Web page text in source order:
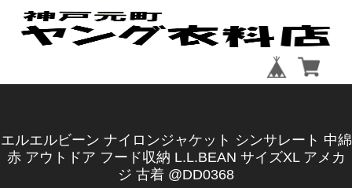
エルエルビーン ナイロンジャケット シンサレート 中綿
赤 アウトドア フード収納 L.L.BEAN サイズXL アメカ
ジ 古着 @DD0368